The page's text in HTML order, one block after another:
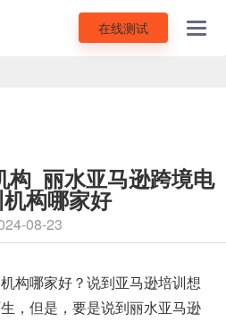
在线测试
构_丽水亚马逊跨境电
构哪家好
08-23
构哪家好？说到亚马逊培训想
，但是，要是说到丽水亚马逊